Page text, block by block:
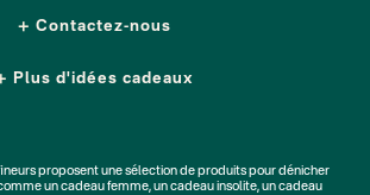
Contactez-nous
Plus d'idées cadeaux
proposent une sélection de produits pour dénicher
un cadeau femme, uncadeau insolite, uncadeau